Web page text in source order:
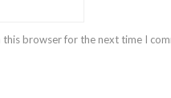
this browser for the next time I